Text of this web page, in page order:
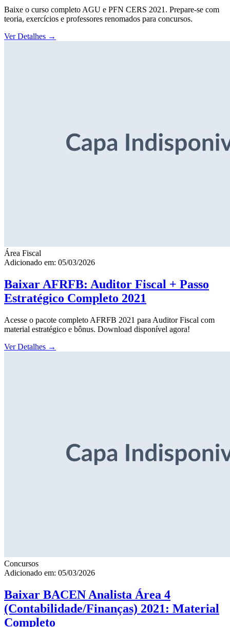
Baixe o curso completo AGU e PFN CERS 2021. Prepare-se com
teoria, exercícios e professores renomados para concursos.
Ver Detalhes →
Área Fiscal
Adicionado em: 05/03/2026
Baixar AFRFB: Auditor Fiscal + Passo
Estratégico Completo 2021
Acesse o pacote completo AFRFB 2021 para Auditor Fiscal com
material estratégico e bônus. Download disponível agora!
Ver Detalhes →
Concursos
Adicionado em: 05/03/2026
Baixar BACEN Analista Área 4
(Contabilidade/Finanças) 2021: Material
Completo